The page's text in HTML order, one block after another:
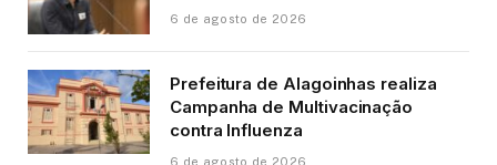
6 de agosto de 2026
Prefeitura de Alagoinhas realiza
Campanha de Multivacinação
contra Influenza
6 de agosto de 2026